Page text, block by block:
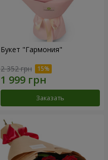
Букет "Гармония"
2 352 грн
Заказать